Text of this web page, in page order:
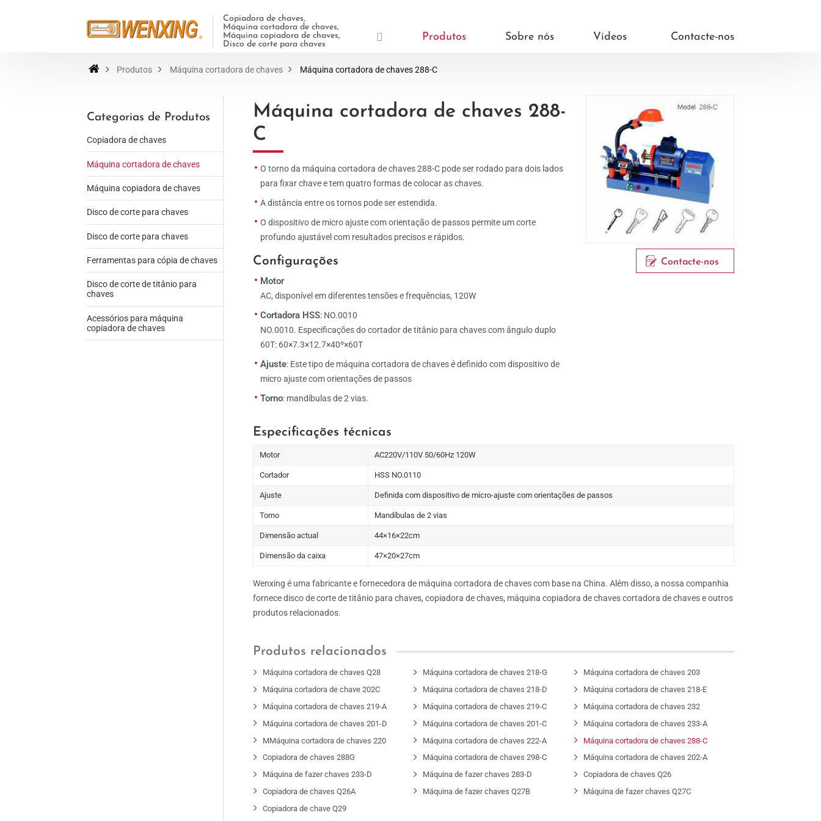
Copiadora de chaves,
Máquina cortadora de chaves,
Máquina copiadora de chaves,
Disco de corte para chaves
Produtos Sobre nós Vídeos Contacte-nos
Produtos Máquina cortadora de chaves Máquina cortadora de chaves 288-C
Contacte-nos
Máquina cortadora de chaves 288-
C
O torno da máquina cortadora de chaves 288-C pode ser rodado para dois lados
para fixar chave e tem quatro formas de colocar as chaves.
A distância entre os tornos pode ser estendida.
O dispositivo de micro ajuste com orientação de passos permite um corte
profundo ajustável com resultados precisos e rápidos.
Configurações
Motor
AC, disponível em diferentes tensões e frequências, 120W
Cortadora HSS: NO.0010
NO.0010. Especificações do cortador de titânio para chaves com ângulo duplo
60T: 60×7.3×12.7×40º×60T
Ajuste: Este tipo de máquina cortadora de chaves é definido com dispositivo de
micro ajuste com orientações de passos
Torno: mandíbulas de 2 vias.
Especificações técnicas
Motor AC220V/110V 50/60Hz 120W
Cortador HSS NO.0110
Ajuste Definida com dispositivo de micro-ajuste com orientações de passos
Torno Mandíbulas de 2 vias
Dimensão actual 44×16×22cm
Dimensão da caixa 47×20×27cm
Wenxing é uma fabricante e fornecedora de máquina cortadora de chaves com base na China. Além disso, a nossa companhia
fornece disco de corte de titânio para chaves, copiadora de chaves, máquina copiadora de chaves cortadora de chaves e outros
produtos relacionados.
Produtos relacionados
Máquina cortadora de chaves Q28 Máquina cortadora de chaves 218-G
Máquina cortadora de chaves 203
Máquina cortadora de chave 202C
Máquina cortadora de chaves 218-D
Máquina cortadora de chaves 218-E
Máquina cortadora de chaves 219-A
Máquina cortadora de chaves 219-C
Máquina cortadora de chaves 232
Máquina cortadora de chaves 201-D
Máquina cortadora de chaves 201-C
Máquina cortadora de chaves 233-A
MMáquina cortadora de chaves 220
Máquina cortadora de chaves 222-A
Máquina cortadora de chaves 288-C
Copiadora de chaves 288G
Máquina cortadora de chaves 298-C
Máquina cortadora de chaves 202-A
Máquina de fazer chaves 233-D
Máquina de fazer chaves 283-D
Copiadora de chaves Q26
Copiadora de chaves Q26A
Máquina de fazer chaves Q27B
Máquina de fazer chaves Q27C
Copiadora de chave Q29
Categorias de Produtos
Copiadora de chaves
Máquina cortadora de chaves
Máquina copiadora de chaves
Disco de corte para chaves
Disco de corte para chaves
Ferramentas para cópia de chaves
Disco de corte de titânio para
chaves
Acessórios para máquina
copiadora de chaves